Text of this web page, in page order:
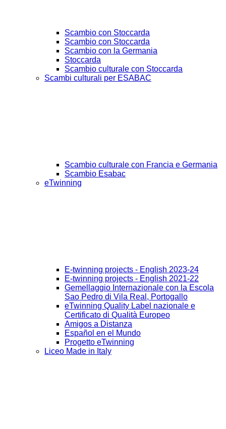
Scambio con Stoccarda
Scambio con Stoccarda
Scambio con la Germania
Stoccarda
Scambio culturale con Stoccarda
Scambi culturali per ESABAC
Scambio culturale con Francia e Germania
Scambio Esabac
eTwinning
E-twinning projects - English 2023-24
E-twinning projects - English 2021-22
Gemellaggio Internazionale con la Escola
Sao Pedro di Vila Real, Portogallo
eTwinning Quality Label nazionale e
Certificato di Qualità Europeo
Amigos a Distanza
Español en el Mundo
Progetto eTwinning
Liceo Made in Italy